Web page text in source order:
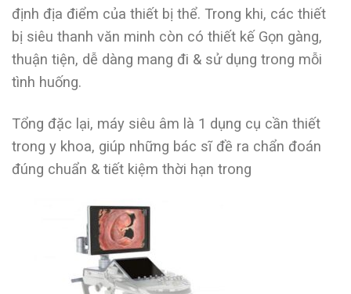
định địa điểm của thiết bị thể. Trong khi, các thiết
bị siêu thanh văn minh còn có thiết kế Gọn gàng,
thuận tiện, dễ dàng mang đi & sử dụng trong mỗi
tình huống.
Tổng đặc lại, máy siêu âm là 1 dụng cụ cần thiết
trong y khoa, giúp những bác sĩ đề ra chẩn đoán
đúng chuẩn & tiết kiệm thời hạn trong